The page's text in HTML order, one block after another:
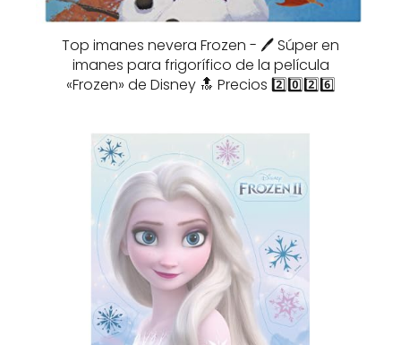
Top imanes nevera Frozen - 🖊️ Súper en
imanes para frigorífico de la película
«Frozen» de Disney 🔝 Precios 2️⃣0️⃣2️⃣6️⃣